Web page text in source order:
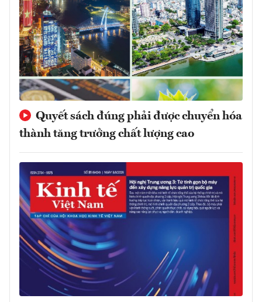
Quyết sách đúng phải được chuyển hóa
thành tăng trưởng chất lượng cao